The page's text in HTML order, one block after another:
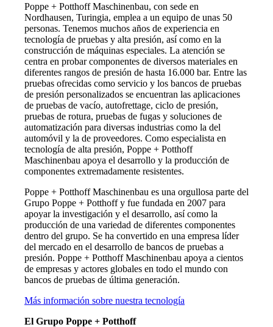
Poppe + Potthoff Maschinenbau, con sede en
Nordhausen, Turingia, emplea a un equipo de unas 50
personas. Tenemos muchos años de experiencia en
tecnología de pruebas y alta presión, así como en la
construcción de máquinas especiales. La atención se
centra en probar componentes de diversos materiales en
diferentes rangos de presión de hasta 16.000 bar. Entre las
pruebas ofrecidas como servicio y los bancos de pruebas
de presión personalizados se encuentran las aplicaciones
de pruebas de vacío, autofrettage, ciclo de presión,
pruebas de rotura, pruebas de fugas y soluciones de
automatización para diversas industrias como la del
automóvil y la de proveedores. Como especialista en
tecnología de alta presión, Poppe + Potthoff
Maschinenbau apoya el desarrollo y la producción de
componentes extremadamente resistentes.
Poppe + Potthoff Maschinenbau es una orgullosa parte del
Grupo Poppe + Potthoff y fue fundada en 2007 para
apoyar la investigación y el desarrollo, así como la
producción de una variedad de diferentes componentes
dentro del grupo. Se ha convertido en una empresa líder
del mercado en el desarrollo de bancos de pruebas a
presión. Poppe + Potthoff Maschinenbau apoya a cientos
de empresas y actores globales en todo el mundo con
bancos de pruebas de última generación.
Más información sobre nuestra tecnología
El Grupo Poppe + Potthoff